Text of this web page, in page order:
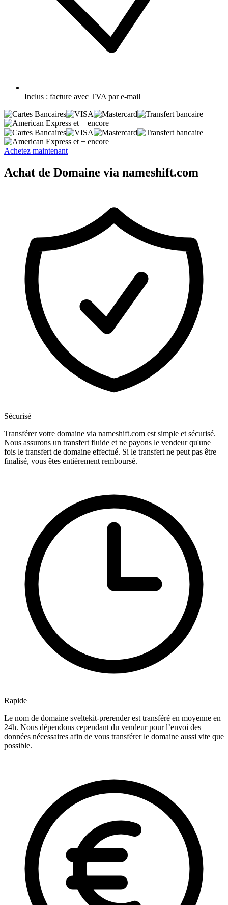
Inclus : facture avec TVA par e-mail
et + encore
et + encore
Achetez maintenant
Achat de Domaine via nameshift.com
Sécurisé
Transférer votre domaine via nameshift.com est simple et sécurisé.
Nous assurons un transfert fluide et ne payons le vendeur qu'une
fois le transfert de domaine effectué. Si le transfert ne peut pas être
finalisé, vous êtes entièrement remboursé.
Rapide
Le nom de domaine sveltekit-prerender est transféré en moyenne en
24h. Nous dépendons cependant du vendeur pour l’envoi des
données nécessaires afin de vous transférer le domaine aussi vite que
possible.